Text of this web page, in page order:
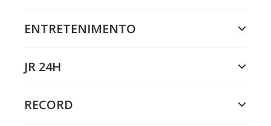
ENTRETENIMENTO
JR 24H
RECORD